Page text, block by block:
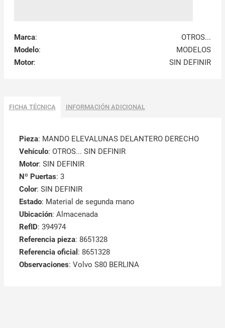
Marca:
OTROS...
Modelo:
MODELOS
Motor: SIN DEFINIR
FICHA TÉCNICA INFORMACIÓN ADICIONAL
Pieza: MANDO ELEVALUNAS DELANTERO DERECHO
Vehículo: OTROS... SIN DEFINIR
Motor: SIN DEFINIR
Nº Puertas: 3
Color: SIN DEFINIR
Estado: Material de segunda mano
Ubicación: Almacenada
RefID: 394974
Referencia pieza: 8651328
Referencia oficial : 8651328
Observaciones: Volvo S80 BERLINA